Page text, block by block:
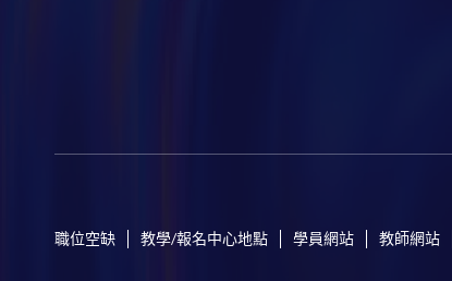
職位空缺 教學/報名中心地點 學員網站 教師網站